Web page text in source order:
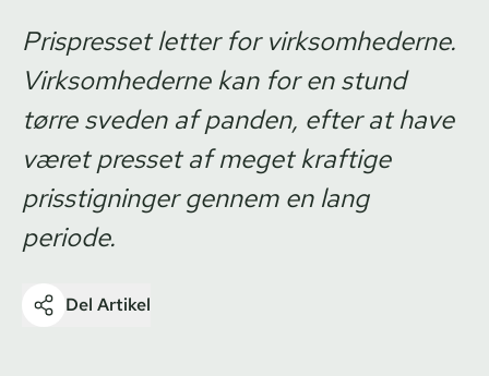
Prispresset letter for virksomhederne.
Virksomhederne kan for en stund
tørre sveden af panden, efter at have
været presset af meget kraftige
prisstigninger gennem en lang
periode.
Del Artikel